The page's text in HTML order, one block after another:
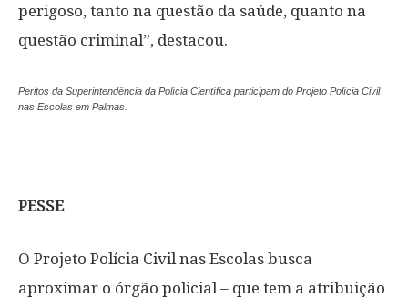
perigoso, tanto na questão da saúde, quanto na
questão criminal”, destacou.
Peritos da Superintendência da Polícia Científica participam do Projeto Polícia Civil
nas Escolas em Palmas.
PESSE
O Projeto Polícia Civil nas Escolas busca
aproximar o órgão policial – que tem a atribuição